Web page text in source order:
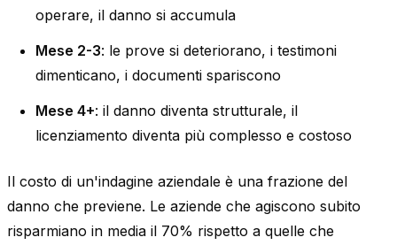
operare, il danno si accumula
Mese 2-3: le prove si deteriorano, i testimoni
dimenticano, i documenti spariscono
Mese 4+: il danno diventa strutturale, il
licenziamento diventa più complesso e costoso
Il costo di un'indagine aziendale è una frazione del
danno che previene. Le aziende che agiscono subito
risparmiano in media il 70% rispetto a quelle che